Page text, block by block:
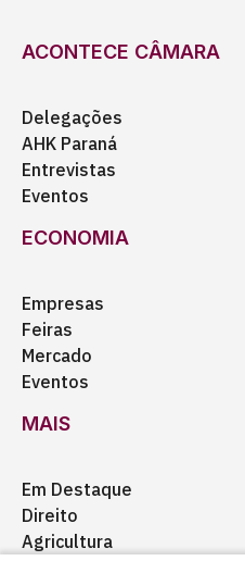
ACONTECE CÂMARA
Delegações
AHK Paraná
Entrevistas
Eventos
ECONOMIA
Empresas
Feiras
Mercado
Eventos
MAIS
Em Destaque
Direito
Agricultura